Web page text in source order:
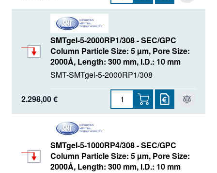
SMTgel-5-2000RP1/308 - SEC/GPC
Column Particle Size: 5 µm, Pore Size:
2000Å, Length: 300 mm, I.D.: 10 mm
SMT-SMTgel-5-2000RP1/308
2.298,00 €
SMTgel-5-1000RP4/308 - SEC/GPC
Column Particle Size: 5 µm, Pore Size:
2000Å, Length: 300 mm, I.D.: 10 mm